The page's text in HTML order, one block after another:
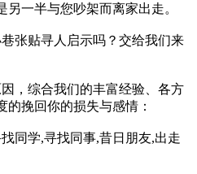
一半与您吵架而离家出走。
张贴寻人启示吗？交给我们来
，综合我们的丰富经验、各方
挽回你的损失与感情：
学,寻找同事,昔日朋友,出走